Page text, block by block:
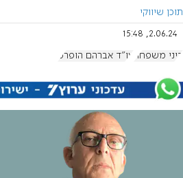
תוכן שיווקי
2.06.24, 15:48
דיני משפחה עו"ד אברהם הופרט